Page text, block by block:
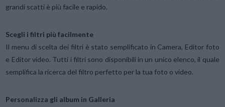
grandi scatti è più facile e rapido.
Scegli i filtri più facilmente
Il menu di scelta dei filtri è stato semplificato in Camera, Editor foto
e Editor video. Tutti i filtri sono disponibili in un unico elenco, il quale
semplifica la ricerca del filtro perfetto per la tua foto o video.
Personalizza gli album in Galleria